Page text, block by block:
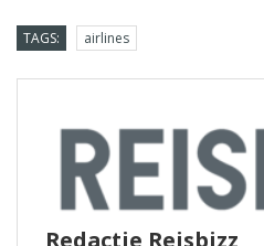
TAGS: airlines
Redactie Reisbizz